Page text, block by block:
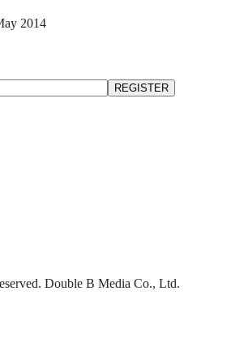
2014
Double B Media Co., Ltd.